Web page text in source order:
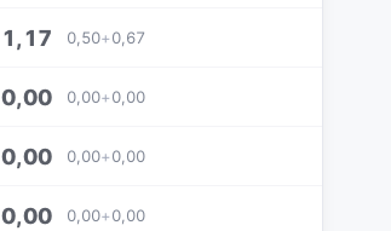
1,17 0,50+0,67
0,00 0,00+0,00
0,00 0,00+0,00
0,00 0,00+0,00